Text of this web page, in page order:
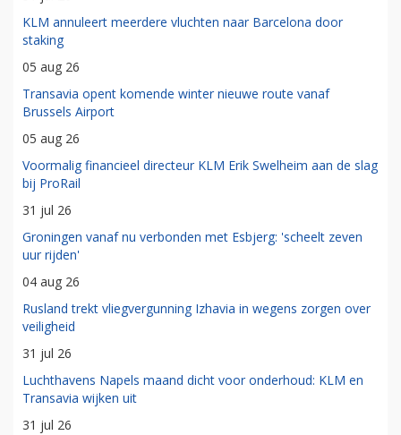
KLM annuleert meerdere vluchten naar Barcelona door
staking
05 aug 26
Transavia opent komende winter nieuwe route vanaf
Brussels Airport
05 aug 26
Voormalig financieel directeur KLM Erik Swelheim aan de slag
bij ProRail
31 jul 26
Groningen vanaf nu verbonden met Esbjerg: 'scheelt zeven
uur rijden'
04 aug 26
Rusland trekt vliegvergunning Izhavia in wegens zorgen over
veiligheid
31 jul 26
Luchthavens Napels maand dicht voor onderhoud: KLM en
Transavia wijken uit
31 jul 26